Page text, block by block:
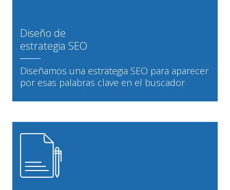
Diseño de
estrategia SEO
Diseñamos una estrategia SEO para aparecer
por esas palabras clave en el buscador